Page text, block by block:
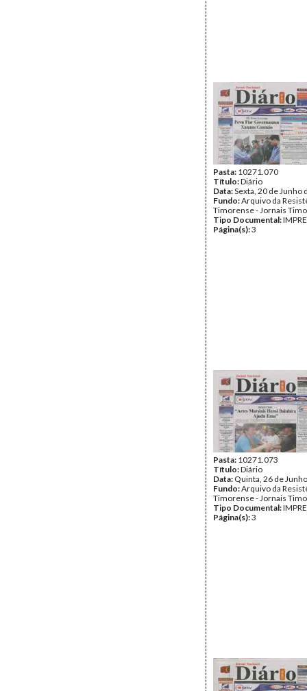
Pasta: 10271.070
Título:Diário
Data:Sexta, 20 de Junho
Fundo:Arquivo da
Timorense - Jornais
Tipo Documental:
Página(s):3
Pasta: 10271.073
Título:Diário
Data: Quinta, 26 de
Fundo:Arquivo da
Timorense - Jornais
Tipo Documental:
Página(s):3